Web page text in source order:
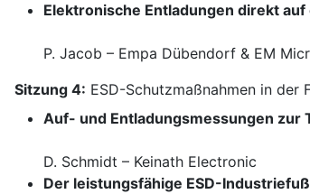
Elektronische Entladungen direkt
P. Jacob – Empa Dübendorf & EM
Sitzung 4: ESD-Schutzmaßnahmen in der
Auf- und Entladungsmessungen zur
D. Schmidt – Keinath Electronic
Der leistungsfähige ESD-